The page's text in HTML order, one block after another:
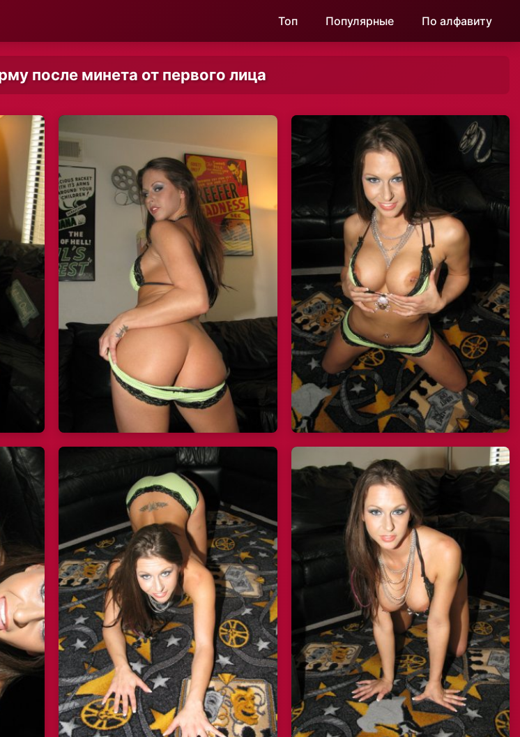
Топ Популярные По алфавиту
после минета от первого лица